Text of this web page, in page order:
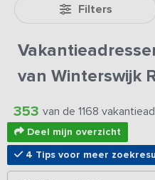
Filters
van Winterswijk
353 van de 1168
Deel mijn overzicht
4 Tips voor meer